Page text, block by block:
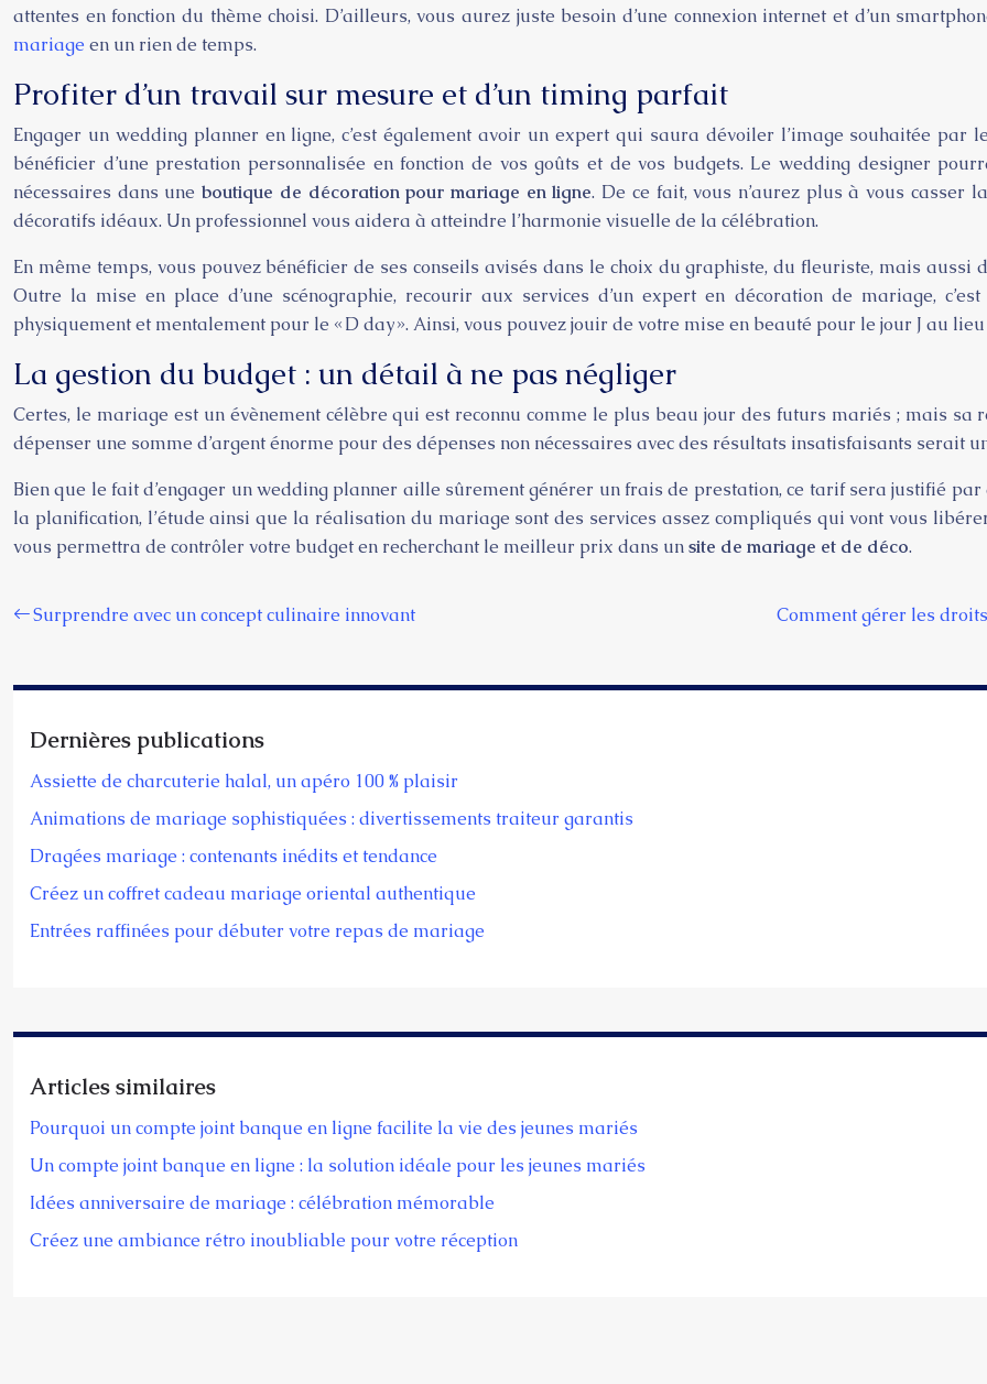
attentes en fonction du thème choisi. D’ailleurs, vous aurez juste besoin d’une connexion internet et d’un
mariage en un rien de temps.
Profiter d’un travail sur mesure et d’un timing parfait
Engager un wedding planner en ligne, c’est également avoir un expert qui saura dévoiler l’image souhaitée
bénéficier d’une prestation personnalisée en fonction de vos goûts et de vos budgets. Le wedding designer
nécessaires dans uneboutique de décoration pour mariage en ligne. De ce fait, vous n’aurez plus à vous casser
décoratifs idéaux. Un professionnel vous aidera à atteindre l’harmonie visuelle de la célébration.
En même temps, vous pouvez bénéficier de ses conseils avisés dans le choix du graphiste, du fleuriste, mais aussi
Outre la mise en place d’une scénographie, recourir aux services d’un expert en décoration de mariage,
physiquement et mentalement pour le « D day ». Ainsi, vous pouvez jouir de votre mise en beauté pour le jour J au
La gestion du budget : un détail à ne pas négliger
Certes, le mariage est un évènement célèbre qui est reconnu comme le plus beau jour des futurs mariés ; mais
dépenser une somme d’argent énorme pour des dépenses non nécessaires avec des résultats insatisfaisants serait
Bien que le fait d’engager un wedding planner aille sûrement générer un frais de prestation, ce tarif sera justifié
la planification, l’étude ainsi que la réalisation du mariage sont des services assez compliqués qui vont vous
vous permettra de contrôler votre budget en recherchant le meilleur prix dans unsite de mariage et de déco.
Surprendre avec un concept culinaire innovant Comment gérer les
Dernières publications
Assiette de charcuterie halal, un apéro 100 % plaisir
Animations de mariage sophistiquées : divertissements traiteur garantis
Dragées mariage : contenants inédits et tendance
Créez un coffret cadeau mariage oriental authentique
Entrées raffinées pour débuter votre repas de mariage
Articles similaires
Pourquoi un compte joint banque en ligne facilite la vie des jeunes mariés
Un compte joint banque en ligne : la solution idéale pour les jeunes mariés
Idées anniversaire de mariage : célébration mémorable
Créez une ambiance rétro inoubliable pour votre réception